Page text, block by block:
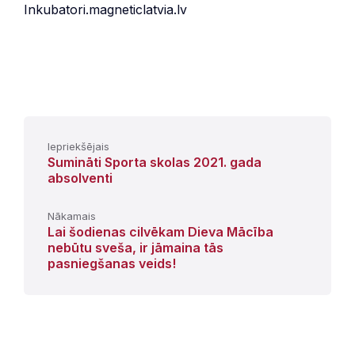
Inkubatori.magneticlatvia.lv
Iepriekšējais
Sumināti Sporta skolas 2021. gada
absolventi
Nākamais
Lai šodienas cilvēkam Dieva Mācība
nebūtu sveša, ir jāmaina tās
pasniegšanas veids!